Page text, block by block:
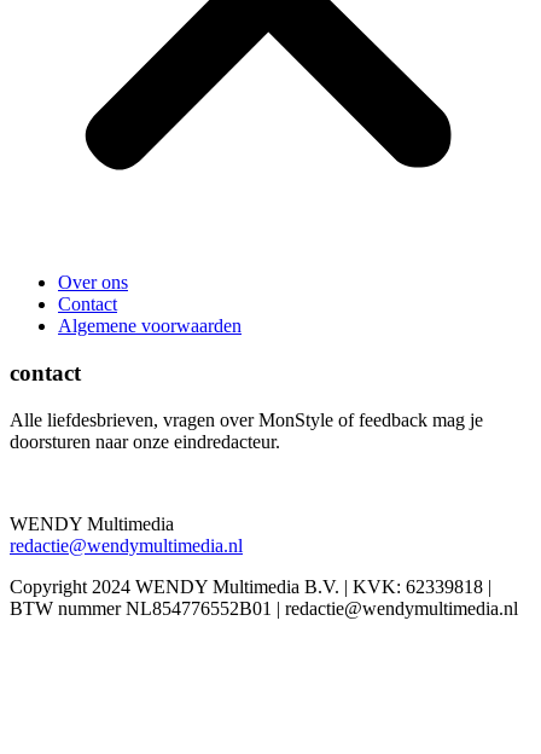
Over ons
Contact
Algemene voorwaarden
contact
Alle liefdesbrieven, vragen over MonStyle of feedback mag je
doorsturen naar onze eindredacteur.
WENDY Multimedia
redactie@wendymultimedia.nl
Copyright 2024 WENDY Multimedia B.V. | KVK: 62339818 |
BTW nummer NL854776552B01 | redactie@wendymultimedia.nl